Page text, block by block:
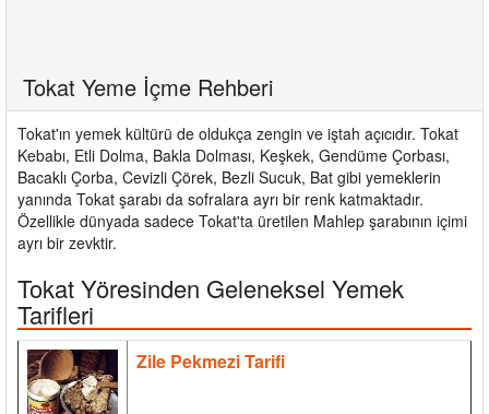
Tokat Yeme İçme Rehberi
Tokat'ın yemek kültürü de oldukça zengin ve iştah açıcıdır. Tokat
Kebabı, Etli Dolma, Bakla Dolması, Keşkek, Gendüme Çorbası,
Bacaklı Çorba, Cevizli Çörek, Bezli Sucuk, Bat gibi yemeklerin
yanında Tokat şarabı da sofralara ayrı bir renk katmaktadır.
Özellikle dünyada sadece Tokat'ta üretilen Mahlep şarabının içimi
ayrı bir zevktir.
Tokat Yöresinden Geleneksel Yemek
Tarifleri
Zile Pekmezi Tarifi